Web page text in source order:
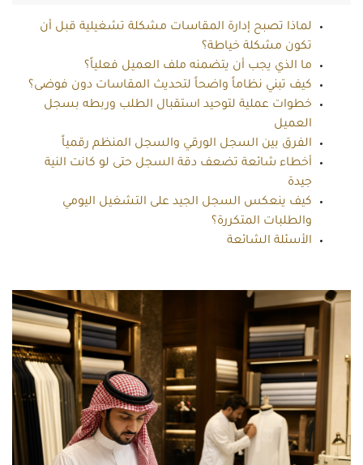
لماذا تصبح إدارة المقاسات مشكلة تشغيلية قبل أن
تكون مشكلة خياطة؟
ما الذي يجب أن يتضمنه ملف العميل فعلياً؟
كيف تبني نظاماً واضحاً لتحديث المقاسات دون فوضى؟
خطوات عملية لتوحيد استقبال الطلب وربطه بسجل
العميل
الفرق بين السجل الورقي والسجل المنظم رقمياً
أخطاء شائعة تضعف دقة السجل حتى لو كانت النية
جيدة
كيف ينعكس السجل الجيد على التشغيل اليومي
والطلبات المتكررة؟
الأسئلة الشائعة